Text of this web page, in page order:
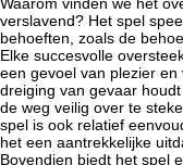
verslavend? Het spel
behoeften, zoals de
Elke succesvolle
een gevoel van plezier
dreiging van gevaar
de weg veilig over te
spel is ook relatief
het een aantrekkelijke
Bovendien biedt het spel